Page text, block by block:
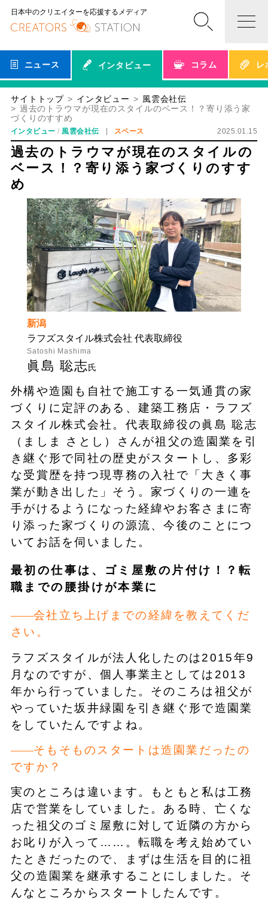
日本中のクリエイターを応援するメディア
ニュース インタビュー コラム レ
サイトトップ インタビュー
風雲会社伝
過去のトラウマが現在のスタイルのベース！？寄り添う家
づくりのすすめ
インタビュー 風雲会社伝 スペース 2025.01.15
過去のトラウマが現在のスタイルの
ベース！？寄り添う家づくりのすす
め
新潟
ラフズスタイル株式会社 代表取締役
Satoshi Mashima
眞島 聡志氏
外構や造園も自社で施工する一気通貫の家
づくりに定評のある、建築工務店・ラフズ
スタイル株式会社。代表取締役の眞島 聡志
（ましま さとし）さんが祖父の造園業を引
き継ぐ形で同社の歴史がスタートし、多彩
な受賞歴を持つ現専務の入社で「大きく事
業が動き出した」そう。家づくりの一連を
手がけるようになった経緯やお客さまに寄
り添った家づくりの源流、今後のことにつ
いてお話を伺いました。
最初の仕事は、ゴミ屋敷の片付け！？転
職までの腰掛けが本業に
会社立ち上げまでの経緯を教えてくだ
さい。
ラフズスタイルが法人化したのは2015年9
月なのですが、個人事業主としては2013
年から行っていました。そのころは祖父が
やっていた坂井緑園を引き継ぐ形で造園業
をしていたんですよね。
そもそものスタートは造園業だったの
ですか？
実のところは違います。もともと私は工務
店で営業をしていました。ある時、亡くな
った祖父のゴミ屋敷に対して近隣の方から
お叱りが入って……。転職を考え始めてい
たときだったので、まずは生活を目的に祖
父の造園業を継承することにしました。そ
んなところからスタートしたんです。